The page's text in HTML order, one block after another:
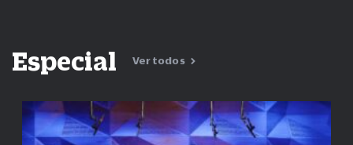
Especial Ver todos